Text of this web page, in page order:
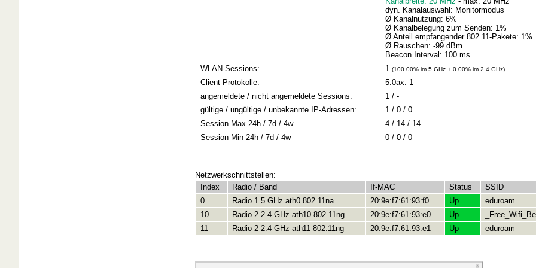
dyn. Kanalauswahl: Monitormodus
Ø Kanalnutzung: 6%
Ø Kanalbelegung zum Senden: 1%
Ø Anteil empfangender 802.11-Pakete: 1%
Ø Rauschen: -99 dBm
Beacon Interval: 100 ms
WLAN-Sessions:
1 (100.00% im 5 GHz + 0.00% im 2.4 GHz)
Client-Protokolle:
5.0ax: 1
angemeldete / nicht angemeldete Sessions:
1 / -
gültige / ungültige / unbekannte IP-Adressen:
1 / 0 / 0
Session Max 24h / 7d / 4w
4 / 14 / 14
Session Min 24h / 7d / 4w
0 / 0 / 0
Netzwerkschnittstellen:
Index
Radio / Band If-MAC Status SSID
0
Radio 1 5 GHz ath0 802.11na 20:9e:f7:61:93:f0 Up eduroam
10
Radio 2 2.4 GHz ath10 802.11ng 20:9e:f7:61:93:e0 Up
11
Radio 2 2.4 GHz ath11 802.11ng 20:9e:f7:61:93:e1 Up eduroam